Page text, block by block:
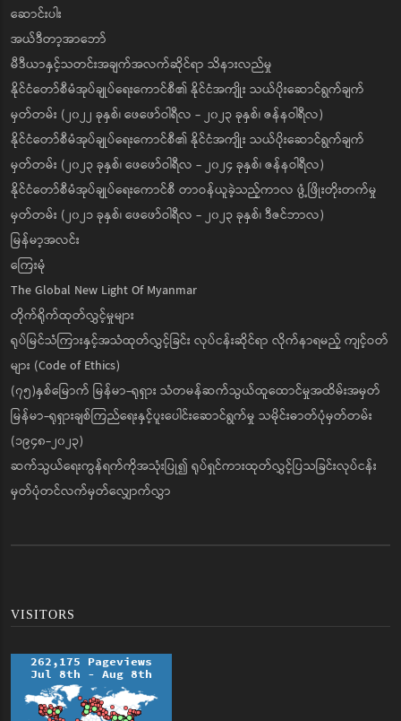
ဆောင်းပါး
အယ်ဒီတာ့အာဘော်
မီဒီယာနှင့်သတင်းအချက်အလက်ဆိုင်ရာ သိနားလည်မှု
နိုင်ငံတော်စီမံအုပ်ချုပ်ရေးကောင်စီ၏ နိုင်ငံအကျိုး သယ်ပိုးဆောင်ရွက်ချက်
မှတ်တမ်း (၂၀၂၂ ခုနှစ်၊ ဖေဖော်ဝါရီလ - ၂၀၂၃ ခုနှစ်၊ ဇန်နဝါရီလ)
နိုင်ငံတော်စီမံအုပ်ချုပ်ရေးကောင်စီ၏ နိုင်ငံအကျိုး သယ်ပိုးဆောင်ရွက်ချက်
မှတ်တမ်း (၂၀၂၃ ခုနှစ်၊ ဖေဖော်ဝါရီလ - ၂၀၂၄ ခုနှစ်၊ ဇန်နဝါရီလ)
နိုင်ငံတော်စီမံအုပ်ချုပ်ရေးကောင်စီ တာဝန်ယူခဲ့သည့်ကာလ ဖွံ့ဖြိုးတိုးတက်မှု
မှတ်တမ်း (၂၀၂၁ ခုနှစ်၊ ဖေဖော်ဝါရီလ - ၂၀၂၃ ခုနှစ်၊ ဒီဇင်ဘာလ)
မြန်မာ့အလင်း
ကြေးမုံ
The Global New Light Of Myanmar
တိုက်ရိုက်ထုတ်လွှင့်မှုများ
ရုပ်မြင်သံကြားနှင့်အသံထုတ်လွှင့်ခြင်း လုပ်ငန်းဆိုင်ရာ လိုက်နာရမည့် ကျင့်ဝတ်
များ (Code of Ethics)
(၇၅)နှစ်မြောက် မြန်မာ-ရုရှား သံတမန်ဆက်သွယ်ထူထောင်မှုအထိမ်းအမှတ်
မြန်မာ-ရုရှားချစ်ကြည်ရေးနှင့်ပူးပေါင်းဆောင်ရွက်မှု သမိုင်းဓာတ်ပုံမှတ်တမ်း
(၁၉၄၈-၂၀၂၃)
ဆက်သွယ်ရေးကွန်ရက်ကိုအသုံးပြု၍ ရုပ်ရှင်ကားထုတ်လွှင့်ပြသခြင်းလုပ်ငန်း
မှတ်ပုံတင်လက်မှတ်လျှောက်လွှာ
VISITORS